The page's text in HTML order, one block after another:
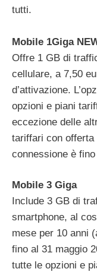
tutti.
Mobile 1Giga
Offre 1 GB di
cellulare, a 7,50
d’attivazione.
opzioni e piani
eccezione delle
tariffari con
connessione è
Mobile 3 Giga
Include 3 GB di
smartphone, al
mese per 10 anni
fino al 31 maggio
tutte le opzioni e